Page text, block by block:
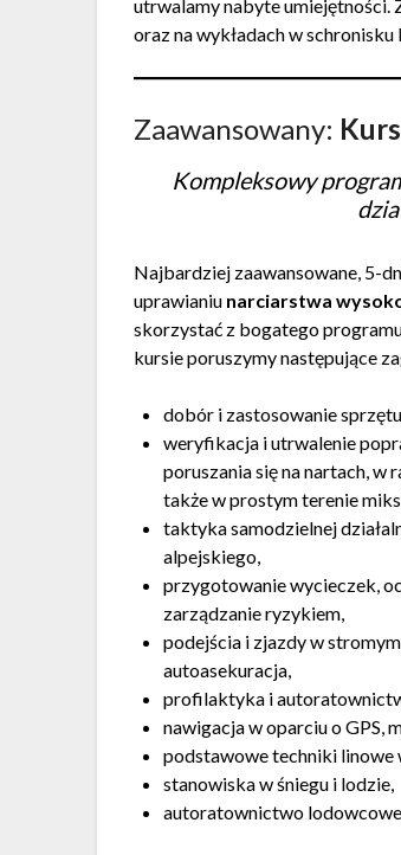
utrwalamy nabyte umiejętności.
oraz na wykładach w
Zaawansowany:
Kompleksowy
Najbardziej zaawansowane, 5-
uprawianiu narciarstwa
skorzystać z bogatego
kursie poruszymy następujące
dobór i zastosowanie
weryfikacja i utrwalenie
poruszania się na nartach, w
także w prostym terenie
taktyka samodzielnej
alpejskiego,
przygotowanie wycieczek,
zarządzanie ryzykiem,
podejścia i zjazdy w
autoasekuracja,
profilaktyka i
nawigacja w oparciu o GPS,
podstawowe techniki
stanowiska w śniegu i lodzie,
autoratownictwo